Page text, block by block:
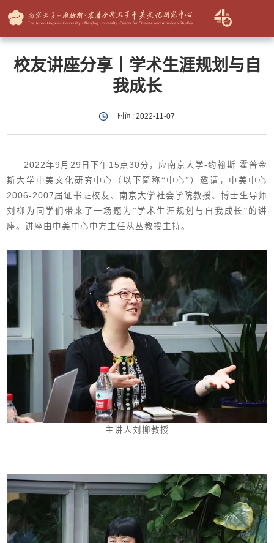
校友讲座分享丨学术生涯规划与自
我成长
时间: 2022-11-07
2022年9 月 29 日下午 15 点30分，应南京大学-约翰斯·霍普金
斯大学中美文化研究中心（以下简称“中心”）邀请，中美中心
2006-2007 届证书班校友、南京大学社会学院教授、博士生导师
刘柳为同学们带来了一场题为“学术生涯规划与自我成长”的讲
座。讲座由中美中心中方主任从丛教授主持。
主讲人刘柳教授